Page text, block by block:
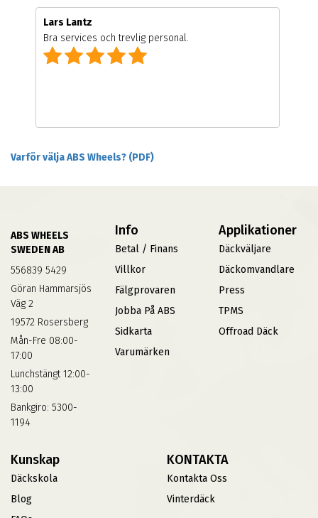
Lars Lantz
Bra services och trevlig personal.
Varför välja ABS Wheels? (PDF)
ABS WHEELS
SWEDEN AB
556839 5429
Göran Hammarsjös
Väg 2
19572 Rosersberg
Mån-Fre 08:00-
17:00
Lunchstängt 12:00-
13:00
Bankgiro: 5300-
1194
Info
Betal / Finans
Villkor
Fälgprovaren
Jobba På ABS
Sidkarta
Varumärken
Applikationer
Däckväljare
Däckomvandlare
Press
TPMS
Offroad Däck
Kunskap
Däckskola
Blog
KONTAKTA
Kontakta Oss
Vinterdäck